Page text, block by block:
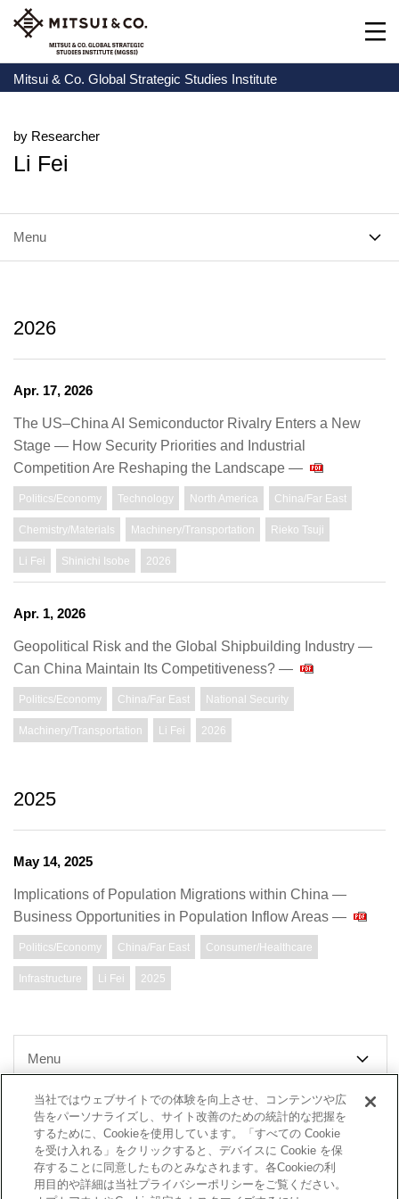
Mitsui & Co. Global Strategic Studies Institute
by Researcher
Li Fei
Menu
2026
Apr. 17, 2026
The US–China AI Semiconductor Rivalry Enters a New
Stage — How Security Priorities and Industrial
Competition Are Reshaping the Landscape —
Politics/Economy Technology North America China/Far East
Chemistry/Materials Machinery/Transportation Rieko Tsuji
Li Fei Shinichi Isobe 2026
Apr. 1, 2026
Geopolitical Risk and the Global Shipbuilding Industry ―
Can China Maintain Its Competitiveness? ―
Politics/Economy China/Far East National Security
Machinery/Transportation Li Fei 2026
2025
May 14, 2025
Implications of Population Migrations within China —
Business Opportunities in Population Inflow Areas —
Politics/Economy China/Far East Consumer/Healthcare
Infrastructure Li Fei 2025
Menu
Top Message Company
Report Researchers
当社ではウェブサイトでの体験を向上させ、コンテンツや広
告をパーソナライズし、サイト改善のための統計的な把握を
するために、Cookieを使用しています。「すべての Cookie
を受け入れる」をクリックすると、デバイスに Cookie を保
存することに同意したものとみなされます。各Cookieの利
用目的や詳細は当社プライバシーポリシーをご覧ください。